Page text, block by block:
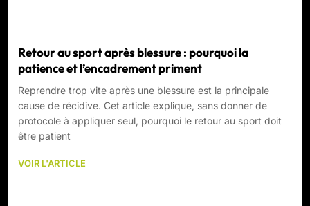
Retour au sport après blessure : pourquoi la
patience et l’encadrement priment
Reprendre trop vite après une blessure est la principale
cause de récidive. Cet article explique, sans donner de
protocole à appliquer seul, pourquoi le retour au sport doit
être patient
VOIR L'ARTICLE